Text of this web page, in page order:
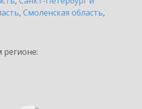
, Смоленская область,